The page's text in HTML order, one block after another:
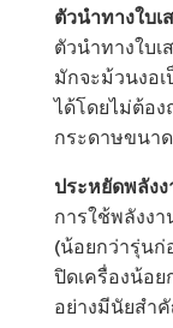
ตัวนำทางใบเ
ตัวนำทางใบเ
มักจะม้วนงอ
ได้โดยไม่ต้อ
กระดาษขนา
ประหยัดพลังง
การใช้พลังง
(น้อยกว่ารุ่นก่
ปิดเครื่องน้อ
อย่างมีนัยสำ